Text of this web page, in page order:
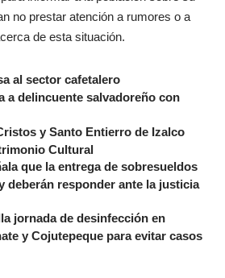
no prestar atención a rumores o a
de esta situación.
al sector cafetalero
a delincuente salvadoreño con
y Santo Entierro de Izalco
Cultural
que la entrega de sobresueldos
deberán responder ante la justicia
jornada de desinfección en
y Cojutepeque para evitar casos